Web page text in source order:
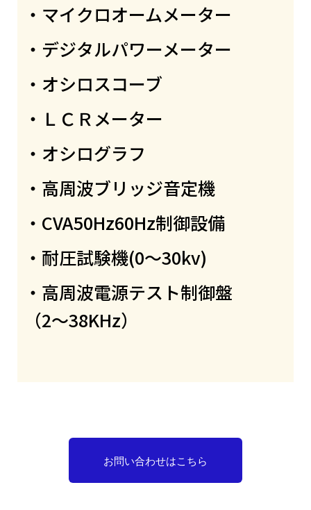
・マイクロオームメーター
・デジタルパワーメーター
・オシロスコーブ
・ＬＣＲメーター
・オシログラフ
・高周波ブリッジ音定機
・CVA50Hz60Hz制御設備
・耐圧試験機(0～30kv)
・高周波電源テスト制御盤
（2～38KHz）
お問い合わせはこちら